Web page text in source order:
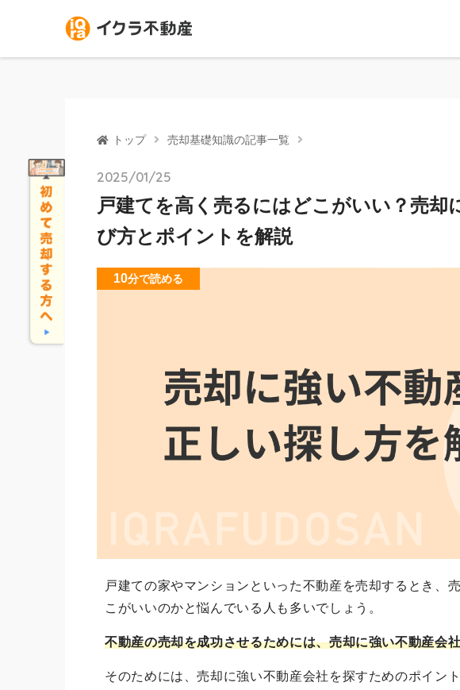
トップ 売却基礎知識の記事一覧
2025/01/25
戸建てを高く売るにはどこがいい？売却
び方とポイントを解説
10分で読める
戸建ての家やマンションといった不動産を売却するとき、
こがいいのかと悩んでいる人も多いでしょう。
不動産の売却を成功させるためには、売却に強い不動産会
そのためには、売却に強い不動産会社を探すためのポイン